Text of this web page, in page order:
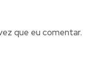
que eu comentar.